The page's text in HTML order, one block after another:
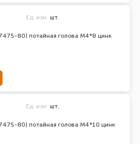
80) потайная голова М4*8 цинк
Ед. изм. шт.
80) потайная голова М4*10 цинк
Ед. изм. шт.